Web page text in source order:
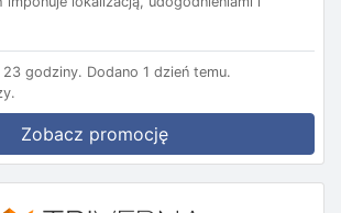
23 godziny. Dodano 1 dzień temu.
Zobacz promocję